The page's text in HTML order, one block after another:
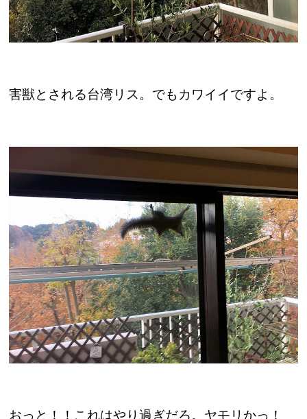
害獣とされる台湾リス。でもカワイイですよ。
おっと！！これはやり過ぎだろ。ヤモリかっ！